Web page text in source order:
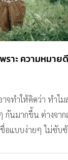
าะ ความหมาย
จทำให้คิดว่า ทำไ
กันมากขึ้น ต่างจา
อแบบง่ายๆ ไม่ซับ